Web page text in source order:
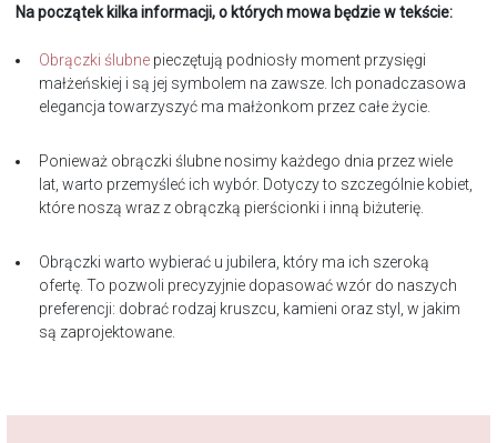
Na początek kilka informacji, o których mowa będzie w tekście:
Obrączki ślubne pieczętują podniosły moment przysięgi
małżeńskiej i są jej symbolem na zawsze. Ich ponadczasowa
elegancja towarzyszyć ma małżonkom przez całe życie.
Ponieważ obrączki ślubne nosimy każdego dnia przez wiele
lat, warto przemyśleć ich wybór. Dotyczy to szczególnie kobiet,
które noszą wraz z obrączką pierścionki i inną biżuterię.
Obrączki warto wybierać u jubilera, który ma ich szeroką
ofertę. To pozwoli precyzyjnie dopasować wzór do naszych
preferencji: dobrać rodzaj kruszcu, kamieni oraz styl, w jakim
są zaprojektowane.